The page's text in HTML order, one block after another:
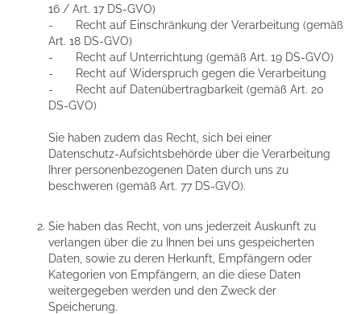
16 / Art. 17 DS-GVO)
- Recht auf Einschränkung der Verarbeitung (gemäß
Art. 18 DS-GVO)
- Recht auf Unterrichtung (gemäß Art. 19 DS-GVO)
- Recht auf Widerspruch gegen die Verarbeitung
- Recht auf Datenübertragbarkeit (gemäß Art. 20
DS-GVO)
Sie haben zudem das Recht, sich bei einer
Datenschutz-Aufsichtsbehörde über die Verarbeitung
Ihrer personenbezogenen Daten durch uns zu
beschweren (gemäß Art. 77 DS-GVO).
Sie haben das Recht, von uns jederzeit Auskunft zu
verlangen über die zu Ihnen bei uns gespeicherten
Daten, sowie zu deren Herkunft, Empfängern oder
Kategorien von Empfängern, an die diese Daten
weitergegeben werden und den Zweck der
Speicherung.